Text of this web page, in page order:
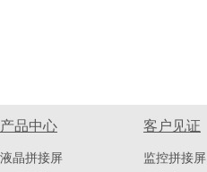
产品中心
液晶拼接屏
客户见证
监控拼接屏